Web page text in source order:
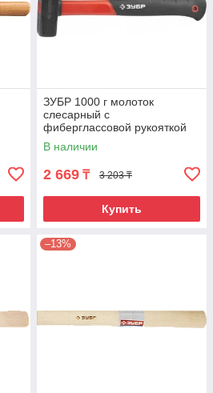
ЗУБР 1000 г молоток
слесарный с
фиберглассовой рукояткой
В наличии
2 669 ₸ 3 203 ₸
Купить
–13%